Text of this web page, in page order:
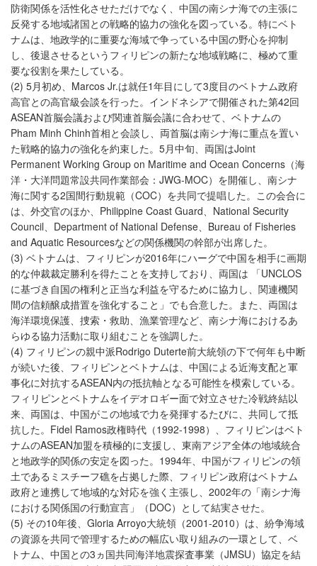
防衛関係を活性化させただけでなく、中国の南シナ海での主張に
反発する地域諸国との戦略的協力の強化を図っている。特にベト
ナムは、地政学的に重要な海域で争っている中国の野心を抑制
し、後退させるというフィリピンの新たな地域戦略に、極めて重
要な役割を果たしている。
(2) 5月初め、Marcos Jr.は就任1年目にして3度目のベトナム政府
高官との高官級会談を行った。インドネシアで開催された第42回
ASEAN首脳会議および関連首脳会議に合わせて、ベトナムの
Pham Minh Chinh首相と会談し、両首脳は南シナ海に重点を置い
た戦略的協力の強化を約束した。5月中旬、両国はJoint
Permanent Working Group on Maritime and Ocean Concerns（海
洋・大洋問題常設共同作業部会：JWG-MOC）を開催し、南シナ
海に関する2国間行動規範（COC）を共同で提唱した。この会合に
は、外交官のほか、Philippine Coast Guard、National Security
Council、Department of National Defense、Bureau of Fisheries
and Aquatic Resourcesなどの関係機関の幹部が出席した。
(3) ベトナムは、フィリピンが2016年にハーグで中国を相手に画期
的な仲裁裁定勝利を得たことを支持しており、両国は 「UNCLOS
に基づき自国の権利と正当な利益を守るために協力し、関連機関
間の信頼醸成措置を強化すること」でも合意した。また、両国は
海洋環境保護、捜索・救助、漁業管理など、南シナ海におけるあ
らゆる協力活動に取り組むことを強調した。
(4) フィリピンの親中派Rodrigo Duterte前大統領の下で何年も中断
が続いた後、フィリピンとベトナムは、中国による近海支配と軍
事化に対抗するASEAN内の抵抗軸となる可能性を模索している。
フィリピンとベトナムをイデオロギー面で対立させた冷戦終結以
来、両国は、中国がこの地域で力を発揮するたびに、共同して抵
抗した。Fidel Ramos政権時代（1992-1998）、フィリピンはベト
ナムのASEAN加盟を積極的に支援し、東南アジア全体の地域統合
と地政学的関係の安定を図った。1994年、中国がフィリピンの領
土であるミスチーフ礁を占拠した際、フィリピン政府はベトナム
政府と連携して地域的な対応を強く主張し、2002年の「南シナ海
における関係国の行動宣言」（DOC）として結実させた。
(5) その10年後、Gloria Arroyo大統領（2001-2010）は、紛争海域
の資源を共同で管理するための幅広い取り組みの一環として、ベ
トナム、中国との3ヵ国共同海洋地震探査事業（JMSU）協定を結